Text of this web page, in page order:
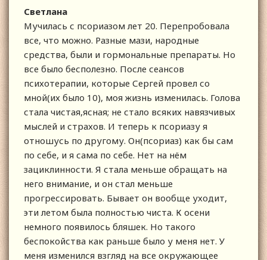
Светлана
Мучилась с псориазом лет 20. Перепробовала
все, что можно. Разные мази, народные
средства, были и гормональные препараты. Но
все было бесполезно. После сеансов
психотерапии, которые Сергей провел со
мной(их было 10), моя жизнь изменилась. Голова
стала чистая,ясная; не стало всяких навязчивых
мыслей и страхов. И теперь к псориазу я
отношусь по другому. Он(псориаз) как бы сам
по себе, и я сама по себе. Нет на нём
зациклинности. Я стала меньше обращать на
него внимание, и он стал меньше
прогрессировать. Бывает он вообще уходит,
эти летом была полностью чиста. К осени
немного появилось бляшек. Но такого
беспокойства как раньше было у меня нет. У
меня изменился взгляд на все окружающее